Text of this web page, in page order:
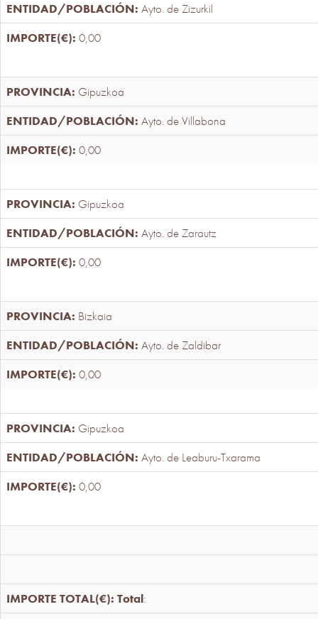
Ayto. de Zizurkil
0,00
Gipuzkoa
Ayto. de Villabona
0,00
Gipuzkoa
Ayto. de Zarautz
0,00
Bizkaia
Ayto. de Zaldibar
0,00
Gipuzkoa
Ayto. de Leaburu-Txarama
0,00
Total: